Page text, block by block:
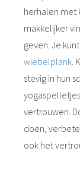
herhalen met
makkelijker
geven. Je
wiebelplank.
stevig in hun
vertrouwen.
doen,
ook het